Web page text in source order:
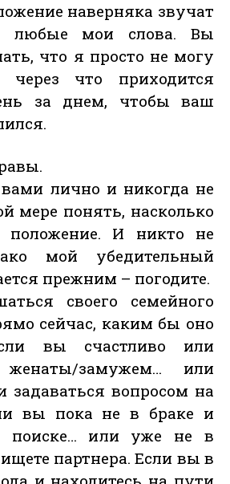
наверняка звучат
любые мои слова. Вы
что я просто не могу
через что приходится
за днем, чтобы ваш
лично и никогда не
мере понять, насколько
положение. И никто не
мой убедительный
прежним – погодите.
своего семейного
сейчас, каким бы оно
вы счастливо или
женаты/замужем… или
задаваться вопросом на
вы пока не в браке и
поиске… или уже не в
партнера. Если вы в